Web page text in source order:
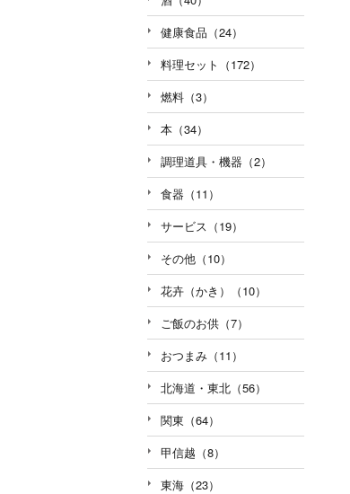
健康食品（24）
料理セット（172）
燃料（3）
本（34）
調理道具・機器（2）
食器（11）
サービス（19）
その他（10）
花卉（かき）（10）
ご飯のお供（7）
おつまみ（11）
北海道・東北（56）
関東（64）
甲信越（8）
東海（23）